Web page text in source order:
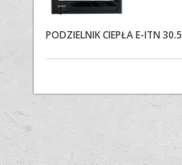
PODZIELNIK CIEPŁA E-ITN 30.5